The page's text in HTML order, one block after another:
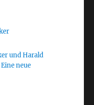
und Harald
neue